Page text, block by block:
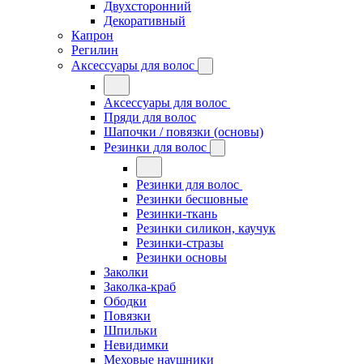
Двухсторонний
Декоративный
Капрон
Регилин
Аксессуары для волос
Аксессуары для волос
Пряди для волос
Шапочки / повязки (основы)
Резинки для волос
Резинки для волос
Резинки бесшовные
Резинки-ткань
Резинки силикон, каучук
Резинки-стразы
Резинки основы
Заколки
Заколка-краб
Ободки
Повязки
Шпильки
Невидимки
Меховые наушники